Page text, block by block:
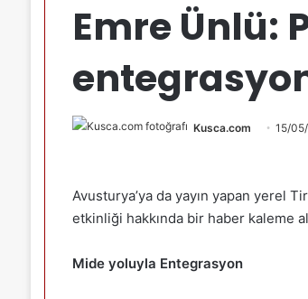
Emre Ünlü:
Kusca.com 15/
Avusturya’ya da yayın yapan yerel
etkinliği hakkında bir haber kaleme
Mide yoluyla Entegrasyon